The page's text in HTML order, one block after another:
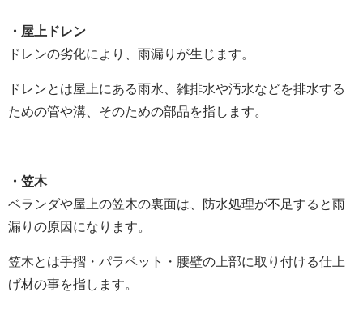
・屋上ドレン
ドレンの劣化により、雨漏りが生じます。
ドレンとは屋上にある雨水、雑排水や汚水などを排水する
ための管や溝、そのための部品を指します。
・笠木
ベランダや屋上の笠木の裏面は、防水処理が不足すると雨
漏りの原因になります。
笠木とは手摺・パラペット・腰壁の上部に取り付ける仕上
げ材の事を指します。